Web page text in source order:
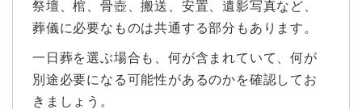
祭壇、棺、骨壺、搬送、安置、遺影写真など、
葬儀に必要なものは共通する部分もあります。
一日葬を選ぶ場合も、何が含まれていて、何が
別途必要になる可能性があるのかを確認してお
きましょう。